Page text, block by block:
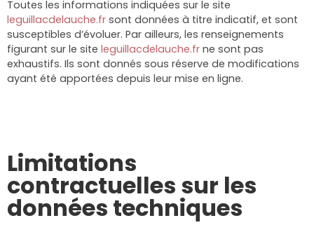
Toutes les informations indiquées sur le site
leguillacdelauche.fr sont données à titre indicatif, et sont
susceptibles d’évoluer. Par ailleurs, les renseignements
figurant sur le site leguillacdelauche.fr ne sont pas
exhaustifs. Ils sont donnés sous réserve de modifications
ayant été apportées depuis leur mise en ligne.
Limitations
contractuelles sur les
données techniques